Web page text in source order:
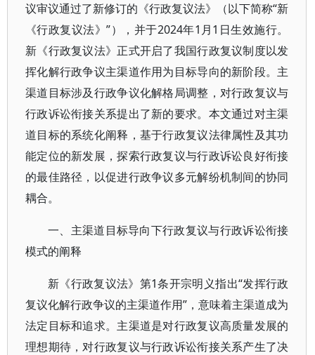
议审议通过了新修订的《行政复议法》（以下简称“新
《行政复议法》”），并于2024年1月1日生效施行。
新《行政复议法》正式开启了我国行政复议制度以发
挥化解行政争议主渠道作用为目标导向的新阶段。主
渠道目标涉及行政争议化解格局调整，对行政复议与
行政诉讼衔接关系提出了新的要求。本文通过对主渠
道目标的系统化阐释，基于行政复议法律属性及其功
能定位的新发展，探索行政复议与行政诉讼良好衔接
的最佳路径，以促进行政争议多元解纷机制间的协同
耦合。
一、主渠道目标导向下行政复议与行政诉讼衔接
模式的阐释
新《行政复议法》第1条开宗明义指出“发挥行政
复议化解行政争议的主渠道作用”，意味着主渠道成为
法定目标和追求。主渠道是对行政复议高质量发展的
理想期待，对行政复议与行政诉讼衔接关系产生了决